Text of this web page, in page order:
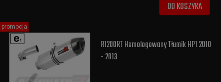
DO KOSZYKA
R1200RT Homologowany Tłumik HP1 2010
- 2013
promocja